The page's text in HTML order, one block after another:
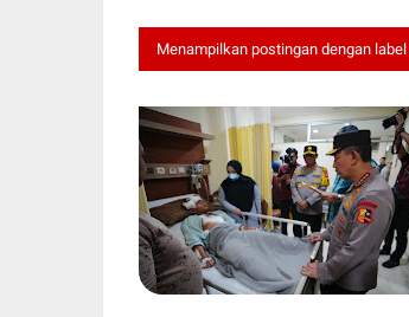
Menampilkan postingan dengan label